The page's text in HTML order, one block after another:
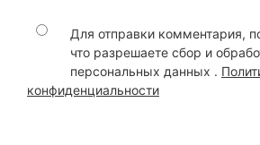
Для отправки комментария,
что разрешаете сбор и
персональных данных .
конфиденциальности